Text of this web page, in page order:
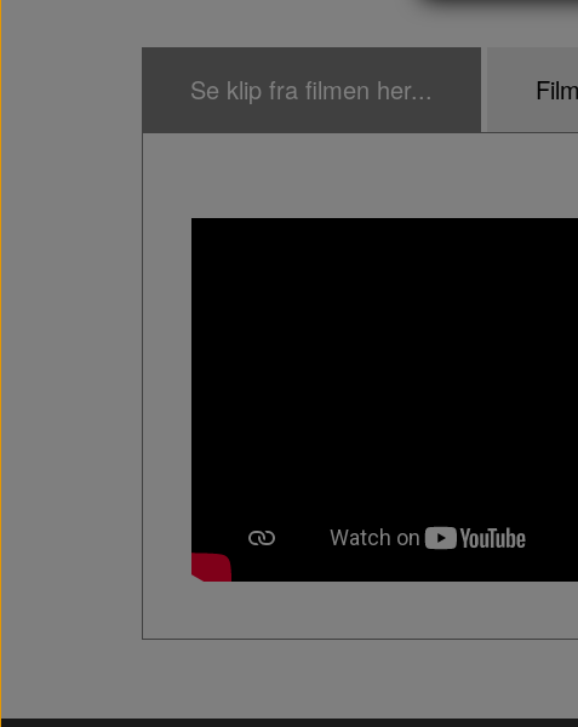
Se klip fra filmen her...